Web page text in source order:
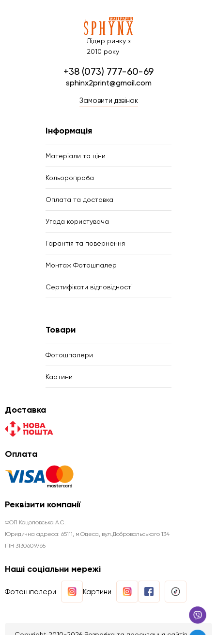
Лідер ринку з
2010 року
+38 (073) 777-60-69
sphinx2print@gmail.com
Замовити дзвінок
Інформація
Матеріали та ціни
Кольоропроба
Оплата та доставка
Угода користувача
Гарантія та повернення
Монтаж Фотошпалер
Сертифікати відповідності
Товари
Фотошпалери
Картини
Доставка
Оплата
Реквізити компанії
ФОП Коцоловська А.С.
Юридична aдреса: 65111, м.Одеса, вул.Добровольського 134
ІПН 3130609765
Наші соціальни мережі
Фотошпалери Картини